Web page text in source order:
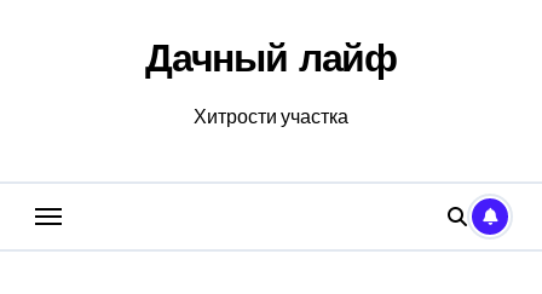
Дачный лайф
Хитрости участка